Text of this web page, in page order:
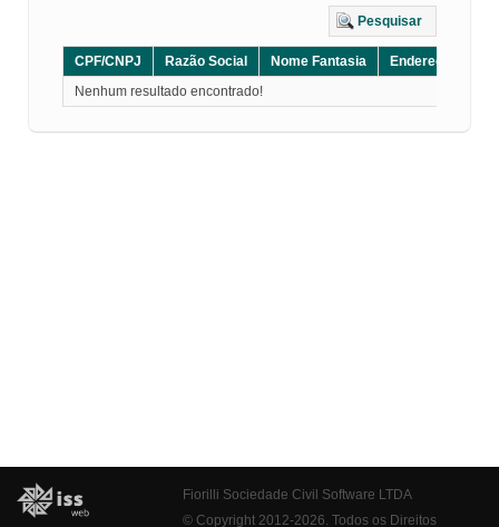
Pesquisar
CPF/CNPJ Razão Social Nome Fantasia Endereço
Nenhum resultado encontrado!
Fiorilli Sociedade Civil Software LTDA
© Copyright 2012-2026. Todos os Direitos